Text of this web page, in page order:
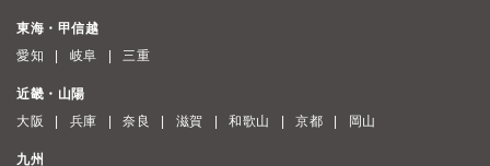
東海・甲信越
愛知
岐阜 三重
近畿・山陽
大阪
兵庫 奈良 滋賀 和歌山 京都 岡山
九州